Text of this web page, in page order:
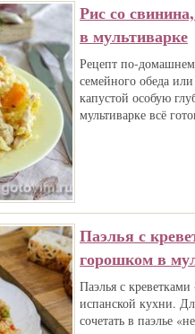
Рис со
в мультиварке
Рецепт
семейного обеда
капустой особую
мультиварке всё
Паэлья с
горошком в
Паэлья с
испанской кухни.
сочетать в паэлье